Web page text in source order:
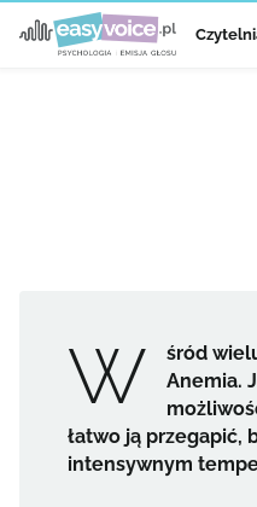
W
śród
Anemia.
łatwo ją przegapić,
intensywnym